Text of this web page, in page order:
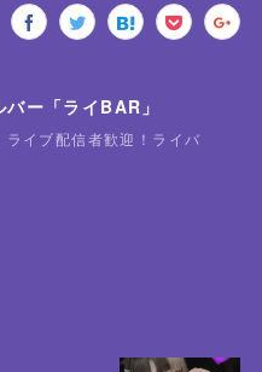
ー「ライBAR」
ライブ配信者歓迎！ライバ